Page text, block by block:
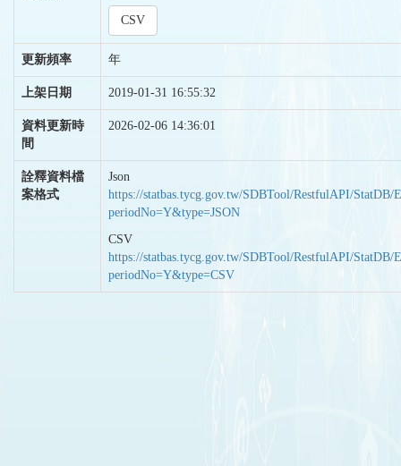
CSV
更新頻率 年
上架日期 2019-01-31 16:55:32
資料更新時
間
2026-02-06 14:36:01
詮釋資料檔
案格式
Json
https://statbas.tycg.gov.tw/SDBTool/RestfulAPI/StatDB/
periodNo=Y&type=JSON
CSV
https://statbas.tycg.gov.tw/SDBTool/RestfulAPI/StatDB/
periodNo=Y&type=CSV